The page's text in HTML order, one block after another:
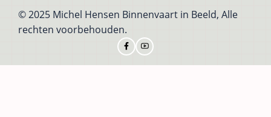
© 2025 Michel Hensen Binnenvaart in Beeld, Alle
rechten voorbehouden.